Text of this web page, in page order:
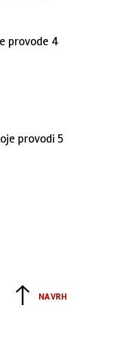
provode 4
provodi 5
NA VRH